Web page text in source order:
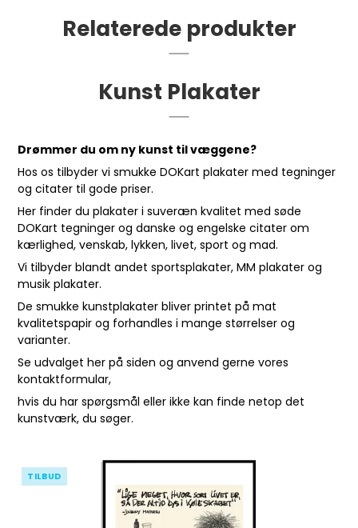
Relaterede produkter
Kunst Plakater
Drømmer du om ny kunst til væggene?
Hos os tilbyder vi smukke DOKart plakater med tegninger
og citater til gode priser.
Her finder du plakater i suveræn kvalitet med søde
DOKart tegninger og danske og engelske citater om
kærlighed, venskab, lykken, livet, sport og mad.
Vi tilbyder blandt andet sportsplakater, MM plakater og
musik plakater.
De smukke kunstplakater bliver printet på mat
kvalitetspapir og forhandles i mange størrelser og
varianter.
Se udvalget her på siden og anvend gerne vores
kontaktformular,
hvis du har spørgsmål eller ikke kan finde netop det
kunstværk, du søger.
TILBUD